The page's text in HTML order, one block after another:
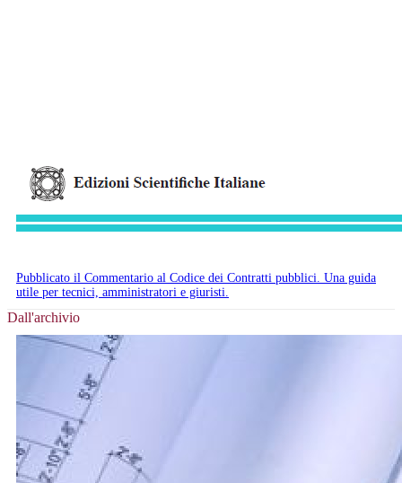
Pubblicato il Commentario al Codice dei Contratti pubblici. Una guida
utile per tecnici, amministratori e giuristi.
Dall'archivio